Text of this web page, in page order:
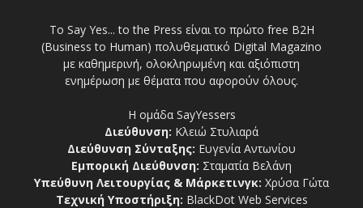
Το Say Yes... to the Press είναι το πρώτο free Β2Η
(Business to Human) πολυθεματικό Digital Magazino
με καθημερινή, ολοκληρωμένη και αξιόπιστη
ενημέρωση με θέματα που αφορούν όλους.
Η ομάδα SayYessers
Διεύθυνση: Κλειώ Στυλιαρά
Διεύθυνση Σύνταξης: Ευγενία Αντωνίου
Εμπορική Διεύθυνση: Σταματία Βελάνη
Υπεύθυνη Λειτουργίας & Μάρκετινγκ: Χρύσα Γώτα
Τεχνική Υποστήριξη: BlackDot Web Services